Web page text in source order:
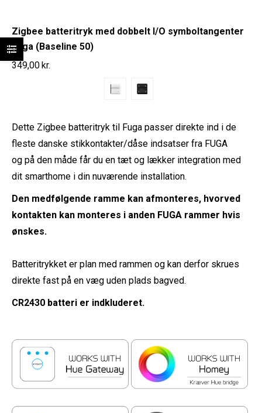
Zigbee batteritryk med dobbelt I/O symboltangenter
Fuga (Baseline 50)
349,00kr.
Dette Zigbee batteritryk til Fuga passer direkte ind i de
fleste danske stikkontakter/dåse indsatser fra FUGA
og på den måde får du en tæt og lækker integration med
dit smarthome i din nuværende installation.
Den medfølgende ramme kan afmonteres, hvorved
kontakten kan monteres i anden FUGA rammer hvis
ønskes.
Batteritrykket er plan med rammen og kan derfor skrues
direkte fast på en væg uden plads bagved.
CR2430 batteri er indkluderet.